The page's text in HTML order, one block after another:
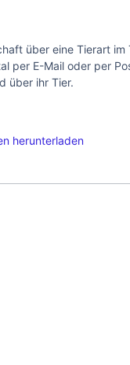
über eine Tierart im
per E-Mail oder per
über ihr Tier.
herunterladen